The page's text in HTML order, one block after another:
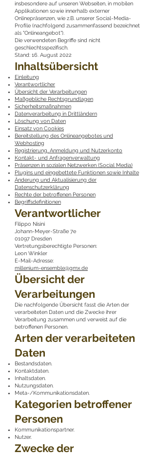
insbesondere auf unseren Webseiten, in mobilen
Applikationen sowie innerhalb externer
Onlinepräsenzen, wie z.B. unserer Social-Media-
Profile (nachfolgend zusammenfassend bezeichnet
als "Onlineangebot“).
Die verwendeten Begriffe sind nicht
geschlechtsspezifisch.
Stand: 16. August 2022
Inhaltsübersicht
Einleitung
Verantwortlicher
Übersicht der Verarbeitungen
Maßgebliche Rechtsgrundlagen
Sicherheitsmaßnahmen
Datenverarbeitung in Drittländern
Löschung von Daten
Einsatz von Cookies
Bereitstellung des Onlineangebotes und
Webhosting
Registrierung, Anmeldung und Nutzerkonto
Kontakt- und Anfragenverwaltung
Präsenzen in sozialen Netzwerken (Social Media)
Plugins und eingebettete Funktionen sowie Inhalte
Änderung und Aktualisierung der
Datenschutzerklärung
Rechte der betroffenen Personen
Begriffsdefinitionen
Verantwortlicher
Filippo Nisini
Johann-Meyer-Straße 7e
01097 Dresden
Vertretungsberechtigte Personen:
Leon Winkler
E-Mail-Adresse:
millenium-ensemble@gmx.de
Übersicht der
Verarbeitungen
Die nachfolgende Übersicht fasst die Arten der
verarbeiteten Daten und die Zwecke ihrer
Verarbeitung zusammen und verweist auf die
betroffenen Personen.
Arten der verarbeiteten
Daten
Bestandsdaten.
Kontaktdaten.
Inhaltsdaten.
Nutzungsdaten.
Meta-/Kommunikationsdaten.
Kategorien betroffener
Personen
Kommunikationspartner.
Nutzer.
Zwecke der